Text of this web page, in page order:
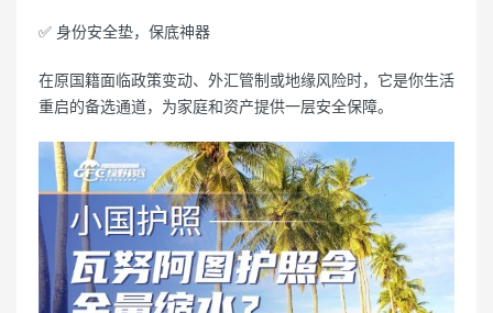
✅ 身份安全垫，保底神器
在原国籍面临政策变动、外汇管制或地缘风险时，它是你生活
重启的备选通道，为家庭和资产提供一层安全保障。